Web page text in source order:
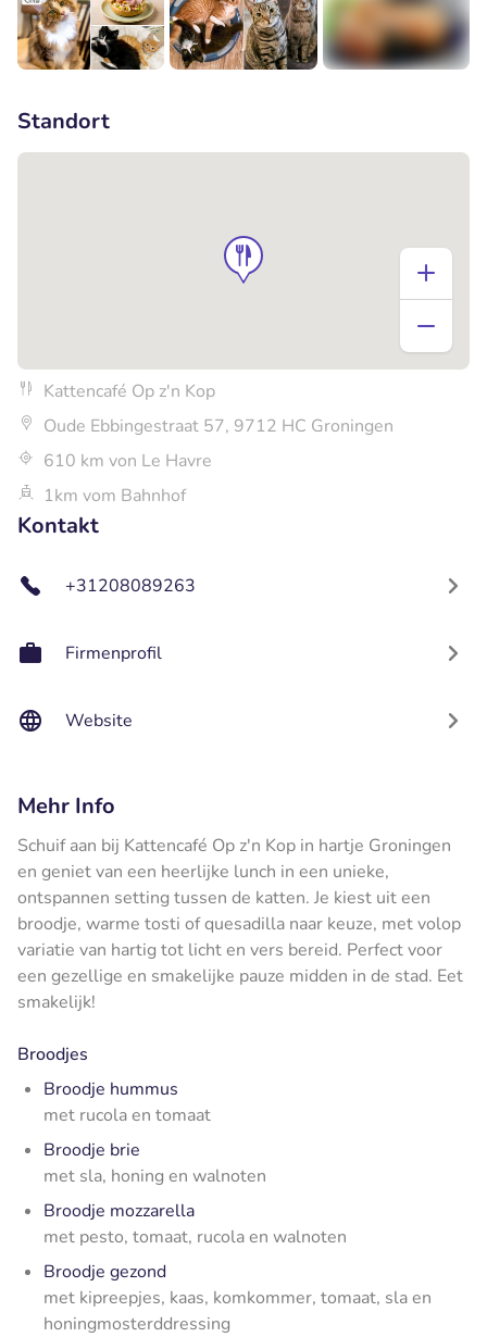
Standort
Kattencafé Op z'n Kop
Oude Ebbingestraat 57, 9712 HC Groningen
610 km von Le Havre
1km vom Bahnhof
Kontakt
+31208089263
Firmenprofil
Website
Mehr Info
Schuif aan bij Kattencafé Op z'n Kop in hartje Groningen
en geniet van een heerlijke lunch in een unieke,
ontspannen setting tussen de katten. Je kiest uit een
broodje, warme tosti of quesadilla naar keuze, met volop
variatie van hartig tot licht en vers bereid. Perfect voor
een gezellige en smakelijke pauze midden in de stad. Eet
smakelijk!
Broodjes
Broodje hummus
met rucola en tomaat
Broodje brie
met sla, honing en walnoten
Broodje mozzarella
met pesto, tomaat, rucola en walnoten
Broodje gezond
met kipreepjes, kaas, komkommer, tomaat, sla en
honingmosterddressing